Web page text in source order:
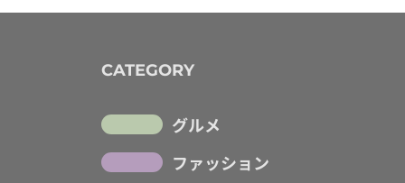
CATEGORY
グルメ
ファッション